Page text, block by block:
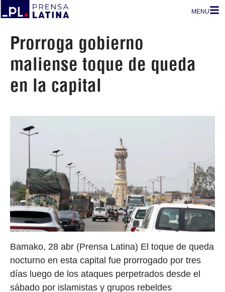
MENU
Prorroga gobierno
maliense toque de queda
en la capital
Bamako, 28 abr (Prensa Latina) El toque de queda
nocturno en esta capital fue prorrogado por tres
días luego de los ataques perpetrados desde el
sábado por islamistas y grupos rebeldes